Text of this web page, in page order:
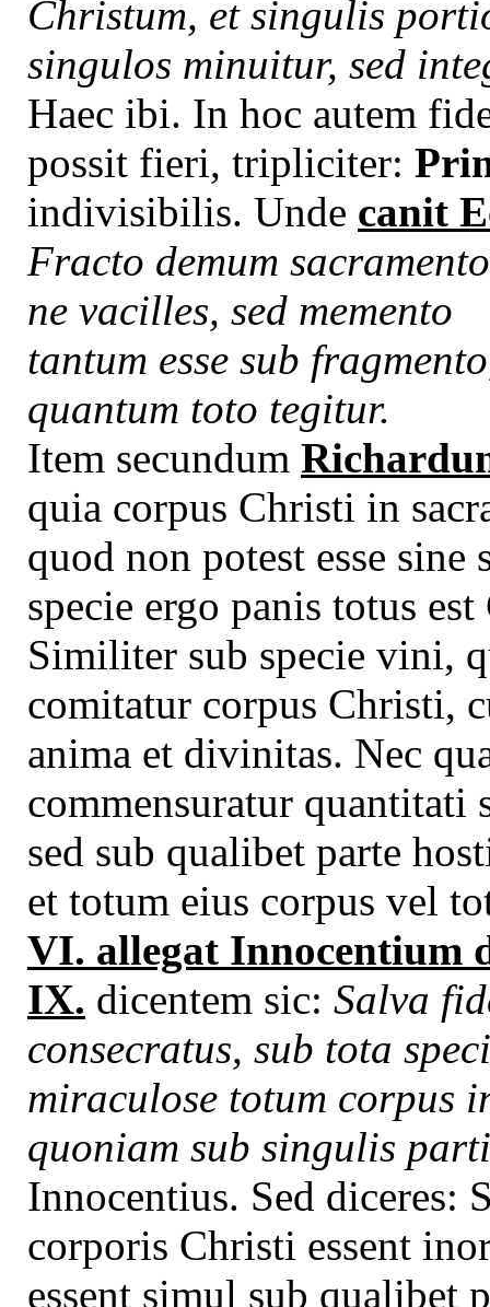
Christum, et singulis
singulos minuitur, sed
Haec ibi. In hoc autem
possit fieri, tripliciter:
indivisibilis. Unde canit
Fracto demum sacramento
ne vacilles, sed memento
tantum esse sub
quantum toto tegitur.
Item secundum
quia corpus Christi in
quod non potest esse
specie ergo panis totus
Similiter sub specie vini,
comitatur corpus Christi,
anima et divinitas. Nec
commensuratur quantitati
sed sub qualibet parte
et totum eius corpus vel
VI. allegat Innocentium
IX. dicentem sic: Salva
consecratus, sub tota
miraculose totum corpus
quoniam sub singulis
Innocentius. Sed diceres:
corporis Christi essent
essent simul sub qualibet